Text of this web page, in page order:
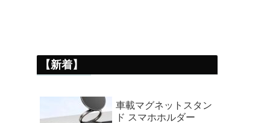
【新着】
車載マグネットスタン
ド スマホホルダー